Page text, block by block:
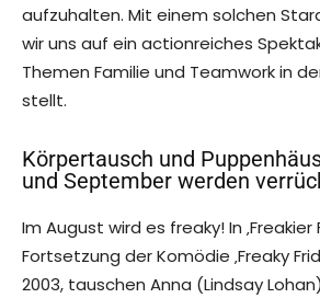
aufzuhalten. Mit einem solchen
wir uns auf ein actionreiches
Themen Familie und Teamwork in
stellt.
Körpertausch und
und September werden
Im August wird es freaky! In ‚Freakier
Fortsetzung der Komödie ‚Freaky
2003, tauschen Anna (Lindsay